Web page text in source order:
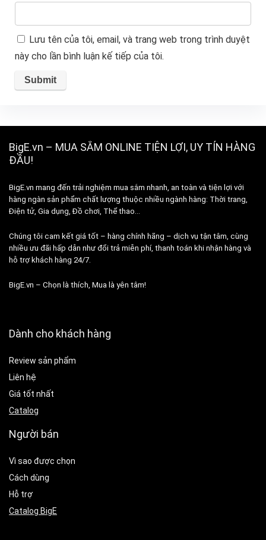
Lưu tên của tôi, email, và trang web trong trình duyệt
này cho lần bình luận kế tiếp của tôi.
BigE.vn – MUA SẮM ONLINE TIỆN LỢI, UY TÍN HÀNG
ĐẦU!
BigE.vn mang đến trải nghiệm mua sắm nhanh, an toàn và tiện lợi với
hàng ngàn sản phẩm chất lượng thuộc nhiều ngành hàng: Thời trang,
Điện tử, Gia dụng, Đồ chơi, Thể thao…
Chúng tôi cam kết giá tốt – hàng chính hãng – dịch vụ tận tâm, cùng
nhiều ưu đãi hấp dẫn như đổi trả miễn phí, thanh toán khi nhận hàng và
hỗ trợ khách hàng 24/7.
BigE.vn – Chọn là thích, Mua là yên tâm!
Dành cho khách hàng
Review sản phẩm
Liên hệ
Giá tốt nhất
Catalog
Người bán
Vì sao được chọn
Cách dùng
Hỗ trợ
Catalog BigE